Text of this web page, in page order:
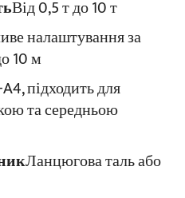
Від 0,5 т до 10 т
налаштування за
10 м
підходить для
та середньою
Ланцюгова таль або